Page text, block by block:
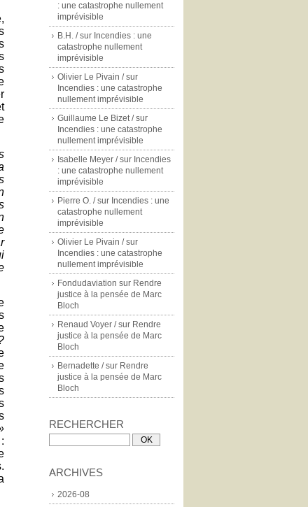
: une catastrophe nullement
imprévisible
B.H. /sur Incendies : une
catastrophe nullement
imprévisible
Olivier Le Pivain /sur
Incendies : une catastrophe
nullement imprévisible
Guillaume Le Bizet /sur
Incendies : une catastrophe
nullement imprévisible
Isabelle Meyer /sur Incendies
: une catastrophe nullement
imprévisible
Pierre O. /sur Incendies : une
catastrophe nullement
imprévisible
Olivier Le Pivain /sur
Incendies : une catastrophe
nullement imprévisible
Fondudaviation sur Rendre
justice à la pensée de Marc
Bloch
Renaud Voyer /sur Rendre
justice à la pensée de Marc
Bloch
Bernadette /sur Rendre
justice à la pensée de Marc
Bloch
RECHERCHER
ARCHIVES
2026-08